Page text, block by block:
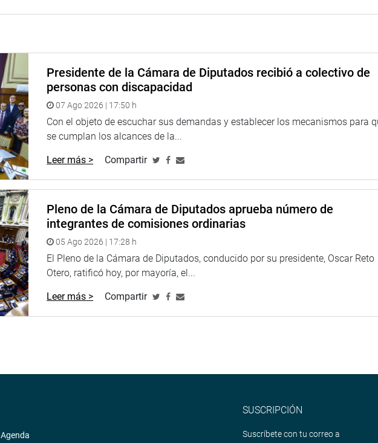
Presidente de la Cámara de Diputados recibió a colectivo de
personas con discapacidad
07 Ago 2026 | 17:50 h
Con el objeto de escuchar sus demandas y establecer los mecanismos para
se cumplan los alcances de la...
Leer más > Compartir
Pleno de la Cámara de Diputados aprueba número de
integrantes de comisiones ordinarias
05 Ago 2026 | 17:28 h
El Pleno de la Cámara de Diputados, conducido por su presidente, Oscar Reto
Otero, ratificó hoy, por mayoría, el...
Leer más > Compartir
Agenda
SUSCRIPCIÓN
Suscríbete con tu correo a